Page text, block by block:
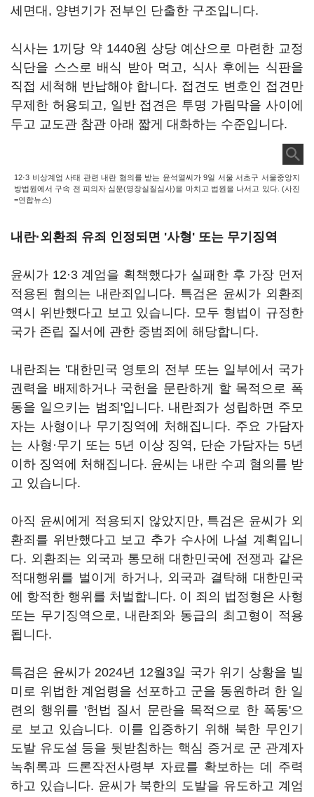
세면대, 양변기가 전부인 단출한 구조입니다.
식사는 1끼당 약 1440원 상당 예산으로 마련한 교정
식단을 스스로 배식 받아 먹고, 식사 후에는 식판을
직접 세척해 반납해야 합니다. 접견도 변호인 접견만
무제한 허용되고, 일반 접견은 투명 가림막을 사이에
두고 교도관 참관 아래 짧게 대화하는 수준입니다.
12·3 비상계엄 사태 관련 내란 혐의를 받는 윤석열씨가 9일 서울 서초구 서울중앙지
방법원에서 구속 전 피의자 심문(영장실질심사)을 마치고 법원을 나서고 있다. (사진
=연합뉴스)
내란·외환죄 유죄 인정되면 '사형' 또는 무기징역
윤씨가 12·3 계엄을 획책했다가 실패한 후 가장 먼저
적용된 혐의는 내란죄입니다. 특검은 윤씨가 외환죄
역시 위반했다고 보고 있습니다. 모두 형법이 규정한
국가 존립 질서에 관한 중범죄에 해당합니다.
내란죄는 '대한민국 영토의 전부 또는 일부에서 국가
권력을 배제하거나 국헌을 문란하게 할 목적으로 폭
동을 일으키는 범죄'입니다. 내란죄가 성립하면 주모
자는 사형이나 무기징역에 처해집니다. 주요 가담자
는 사형·무기 또는 5년 이상 징역, 단순 가담자는 5년
이하 징역에 처해집니다. 윤씨는 내란 수괴 혐의를 받
고 있습니다.
아직 윤씨에게 적용되지 않았지만, 특검은 윤씨가 외
환죄를 위반했다고 보고 추가 수사에 나설 계획입니
다. 외환죄는 외국과 통모해 대한민국에 전쟁과 같은
적대행위를 벌이게 하거나, 외국과 결탁해 대한민국
에 항적한 행위를 처벌합니다. 이 죄의 법정형은 사형
또는 무기징역으로, 내란죄와 동급의 최고형이 적용
됩니다.
특검은 윤씨가 2024년 12월3일 국가 위기 상황을 빌
미로 위법한 계엄령을 선포하고 군을 동원하려 한 일
련의 행위를 '헌법 질서 문란을 목적으로 한 폭동'으
로 보고 있습니다. 이를 입증하기 위해 북한 무인기
도발 유도설 등을 뒷받침하는 핵심 증거로 군 관계자
녹취록과 드론작전사령부 자료를 확보하는 데 주력
하고 있습니다. 윤씨가 북한의 도발을 유도하고 계엄